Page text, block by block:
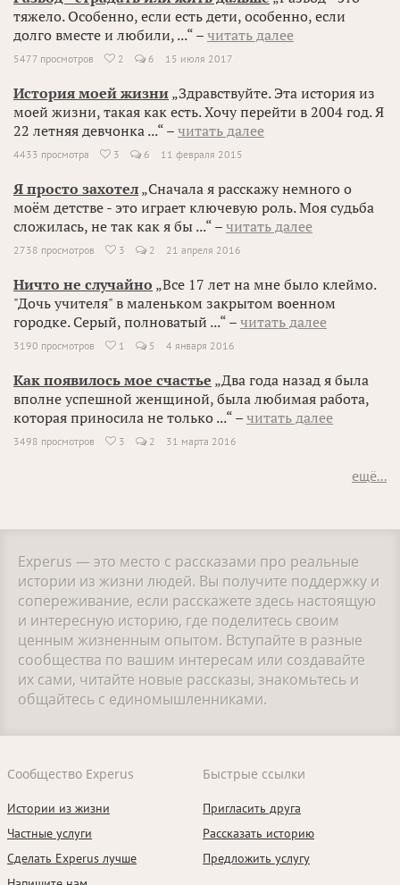
тяжело. Особенно, если есть дети, особенно, если
долго вместе и любили, ...“ – читать далее
5477 просмотров  2 6 15 июля 2017
История моей жизни „Здравствуйте. Эта история из
моей жизни, такая как есть. Хочу перейти в 2004 год. Я
22 летняя девчонка ...“ – читать далее
4433 просмотра  3 6 11 февраля 2015
Я просто захотел „Сначала я расскажу немного о
моём детстве - это играет ключевую роль. Моя судьба
сложилась, не так как я бы ...“ – читать далее
2738 просмотров  3 2 21 апреля 2016
Ничто не случайно „Все 17 лет на мне было клеймо.
"Дочь учителя" в маленьком закрытом военном
городке. Серый, полноватый ...“ – читать далее
3190 просмотров  1 5 4 января 2016
Как появилось мое счастье „Два года назад я была
вполне успешной женщиной, была любимая работа,
которая приносила не только ...“ – читать далее
3498 просмотров  3 2 31 марта 2016
ещё...
Experus — это место с рассказами про реальные
истории из жизни людей. Вы получите поддержку и
сопереживание, если расскажете здесь настоящую
и интересную историю, где поделитесь своим
ценным жизненным опытом. Вступайте в разные
сообщества по вашим интересам или создавайте
их сами, читайте новые рассказы, знакомьтесь и
общайтесь с единомышленниками.
Сообщество Experus
Истории из жизни
Частные услуги
Сделать Experus лучше
Быстрые ссылки
Пригласить друга
Рассказать историю
Предложить услугу